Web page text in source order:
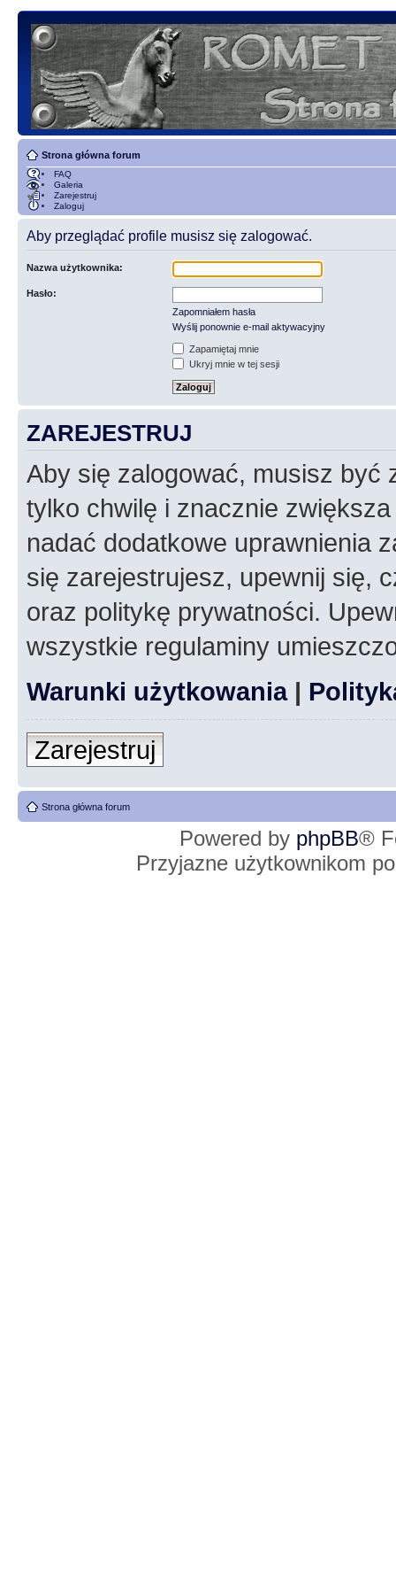
Strona główna forum
FAQ
Galeria
Zarejestruj
Zaloguj
Aby przeglądać profile musisz się zalogować.
Nazwa użytkownika:
Hasło:
Zapomniałem hasła
Wyślij ponownie e-mail aktywacyjny
Zapamiętaj mnie
Ukryj mnie w tej sesji
ZAREJESTRUJ
Aby się zalogować, musisz być
tylko chwilę i znacznie
nadać dodatkowe uprawnienia
się zarejestrujesz, upewnij się,
oraz politykę prywatności.
wszystkie regulaminy
Warunki użytkowania|
Zarejestruj
Strona główna forum
Powered by phpBB®
Przyjazne użytkownikom